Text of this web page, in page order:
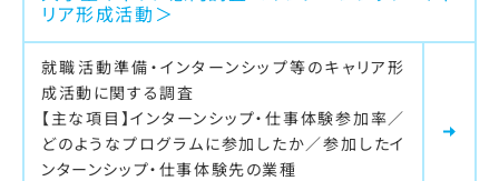
リア形成活動＞
就職活動準備・インターンシップ等のキャリア形
成活動に関する調査
【主な項目】インターンシップ・仕事体験参加率／
どのようなプログラムに参加したか／参加したイ
ンターンシップ・仕事体験先の業種